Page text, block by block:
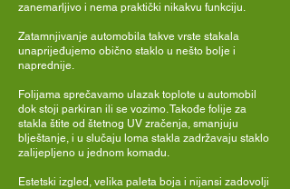
zanemarljivo i nema praktički nikakvu funkciju.
Zatamnjivanje automobila takve vrste stakala
unaprijeđujemo obično staklo u nešto bolje i
naprednije.
Folijama sprečavamo ulazak toplote u automobil
dok stoji parkiran ili se vozimo. Takođe folije za
stakla štite od štetnog UV zračenja, smanjuju
blještanje, i u slučaju loma stakla zadržavaju staklo
zalijepljeno u jednom komadu.
Estetski izgled, velika paleta boja i nijansi zadovolji